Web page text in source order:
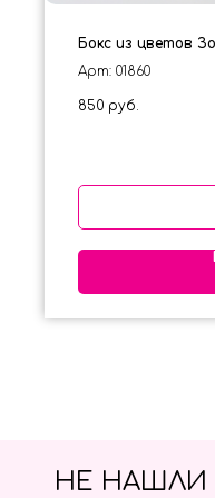
Бокс из цветов
Арт: 01860
850 руб.
НЕ НАШЛИ